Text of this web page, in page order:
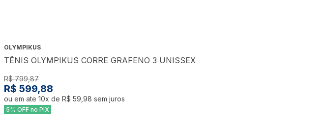
OLYMPIKUS
TÊNIS OLYMPIKUS CORRE GRAFENO 3 UNISSEX
R$ 799,87
R$ 599,88
ou em ate 10x de R$ 59,98 sem juros
5% OFF no PIX